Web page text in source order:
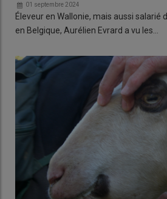
01 septembre 2024
Éleveur en Wallonie, mais aussi salarié
en Belgique, Aurélien Evrard a vu les…